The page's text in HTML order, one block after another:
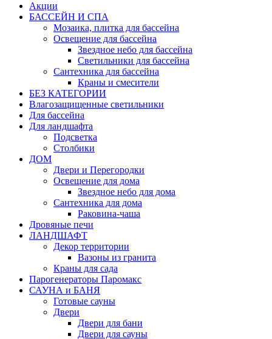
Акции
БАССЕЙН И СПА
Мозаика, плитка для бассейна
Освещение для бассейна
Звездное небо для бассейна
Светильники для бассейна
Сантехника для бассейна
Краны и смесители
БЕЗ КАТЕГОРИИ
Влагозащищенные светильники
Для бассейна
Для ландшафта
Подсветка
Столбики
ДОМ
Двери и Перегородки
Освещение для дома
Звездное небо для дома
Сантехника для дома
Раковина-чаша
Дровяные печи
ЛАНДШАФТ
Декор территории
Вазоны из гранита
Краны для сада
Парогенераторы Паромакс
САУНА и БАНЯ
Готовые сауны
Двери
Двери для бани
Двери для сауны